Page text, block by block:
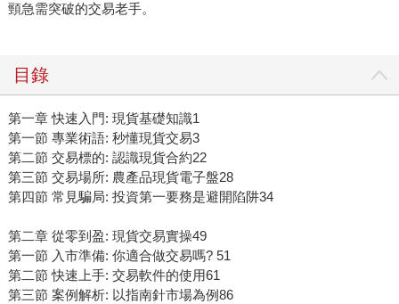
頸急需突破的交易老手。
目錄
第一章 快速入門: 現貨基礎知識1
第一節 專業術語: 秒懂現貨交易3
第二節 交易標的: 認識現貨合約22
第三節 交易場所: 農產品現貨電子盤28
第四節 常見騙局: 投資第一要務是避開陷阱34
第二章 從零到盈: 現貨交易實操49
第一節 入市準備: 你適合做交易嗎? 51
第二節 快速上手: 交易軟件的使用61
第三節 案例解析: 以指南針市場為例86